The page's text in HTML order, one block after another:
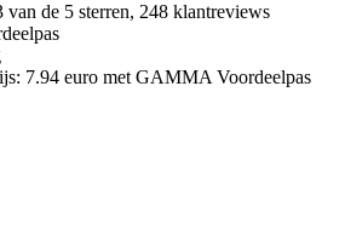
van de 5 sterren, 248 klantreviews
7.94 euro met GAMMA Voordeelpas